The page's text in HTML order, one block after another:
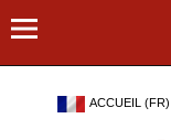
ACCUEIL (FR)